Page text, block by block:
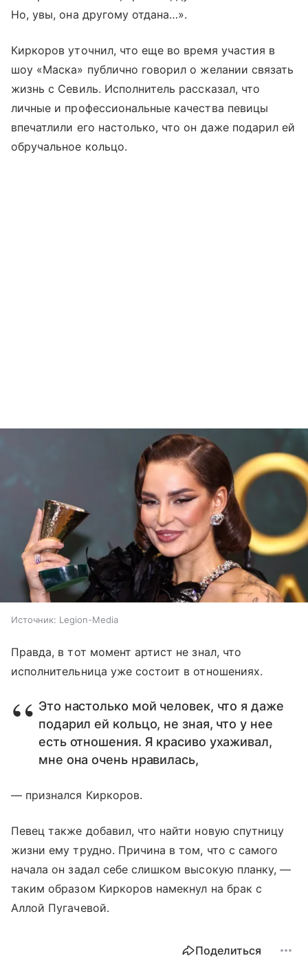
Но, увы, она другому отдана…».
Киркоров уточнил, что еще во время участия в
шоу «Маска» публично говорил о желании связать
жизнь с Севиль. Исполнитель рассказал, что
личные и профессиональные качества певицы
впечатлили его настолько, что он даже подарил ей
обручальное кольцо.
Источник: Legion-Media
Правда, в тот момент артист не знал, что
исполнительница уже состоит в отношениях.
Это настолько мой человек, что я даже
подарил ей кольцо, не зная, что у нее
есть отношения. Я красиво ухаживал,
мне она очень нравилась,
— признался Киркоров.
Певец также добавил, что найти новую спутницу
жизни ему трудно. Причина в том, что с самого
начала он задал себе слишком высокую планку, —
таким образом Киркоров намекнул на брак с
Аллой Пугачевой.
Поделиться